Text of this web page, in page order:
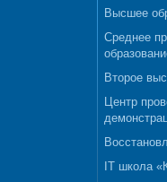
Высшее
Среднее
Второе
Центр
IT школа